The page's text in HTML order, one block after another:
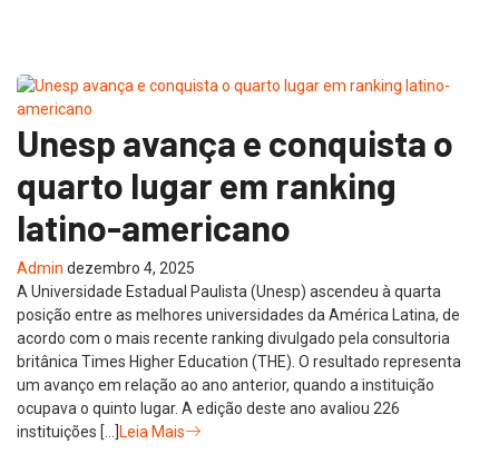
Unesp avança e conquista o
quarto lugar em ranking
latino-americano
Admin dezembro 4, 2025
A Universidade Estadual Paulista (Unesp) ascendeu à quarta
posição entre as melhores universidades da América Latina, de
acordo com o mais recente ranking divulgado pela consultoria
britânica Times Higher Education (THE). O resultado representa
um avanço em relação ao ano anterior, quando a instituição
ocupava o quinto lugar. A edição deste ano avaliou 226
instituições […]
Leia Mais